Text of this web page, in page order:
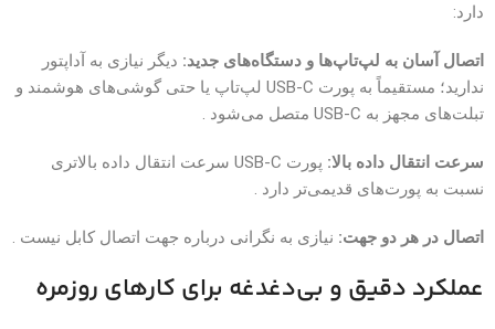
دارد:
اتصال آسان به لپ‌تاپ‌ها و دستگاه‌های جدید: دیگر نیازی به آداپتور
ندارید؛ مستقیماً به پورت USB-C لپ‌تاپ یا حتی گوشی‌های هوشمند و
تبلت‌های مجهز به USB-C متصل می‌شود .
سرعت انتقال داده بالا:
پورت USB-C سرعت انتقال داده بالاتری
نسبت به پورت‌های قدیمی‌تر دارد .
اتصال در هر دو جهت: نیازی به نگرانی درباره جهت اتصال کابل نیست .
عملکرد دقیق و بی‌دغدغه برای کارهای روزمره